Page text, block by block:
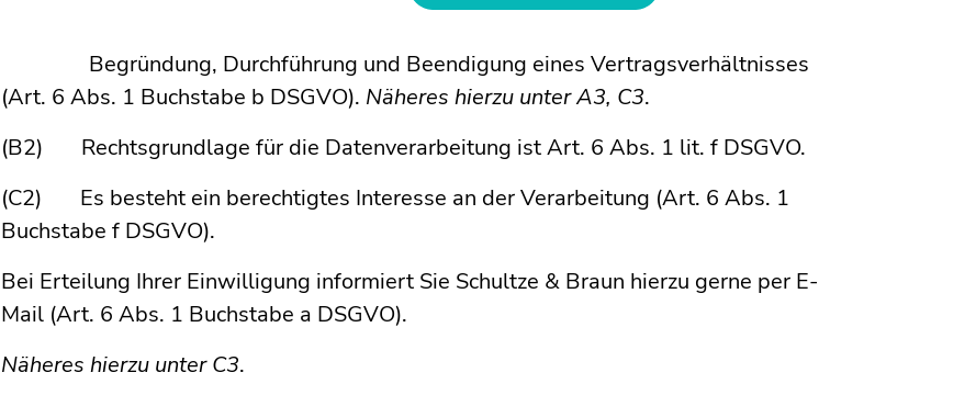
Begründung, Durchführung und Beendigung eines Vertragsverhältnisses
(Art. 6 Abs. 1 Buchstabe b DSGVO). Näheres hierzu unter A3, C3.
(B2) Rechtsgrundlage für die Datenverarbeitung ist Art. 6 Abs. 1 lit. f DSGVO.
(C2) Es besteht ein berechtigtes Interesse an der Verarbeitung (Art. 6 Abs. 1
Buchstabe f DSGVO).
Bei Erteilung Ihrer Einwilligung informiert Sie Schultze & Braun hierzu gerne per E-
Mail (Art. 6 Abs. 1 Buchstabe a DSGVO).
Näheres hierzu unter C3.